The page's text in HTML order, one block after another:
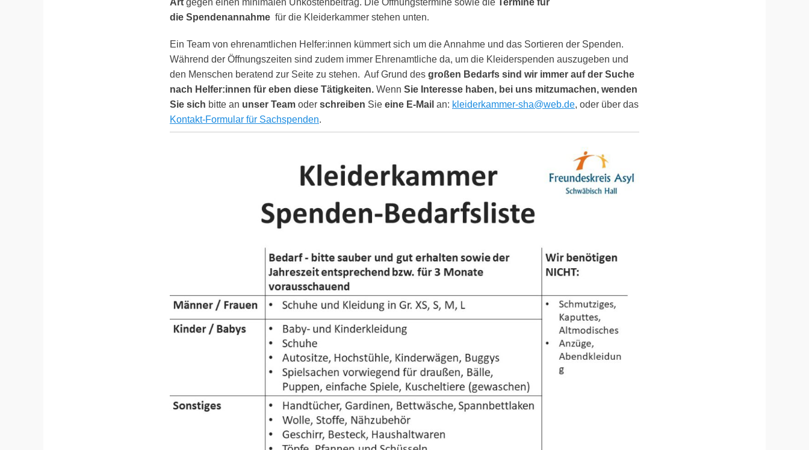
Art gegen einen minimalen Unkostenbeitrag. Die Öffnungstermine sowie die Termine für
die Spendenannahme für die Kleiderkammer stehen unten.
Ein Team von ehrenamtlichen Helfer:innen kümmert sich um die Annahme und das Sortieren der Spenden.
Während der Öffnungszeiten sind zudem immer Ehrenamtliche da, um die Kleiderspenden auszugeben und
den Menschen beratend zur Seite zu stehen. Auf Grund des großen Bedarfs sind wir immer auf der Suche
nach Helfer:innen für eben diese Tätigkeiten. Wenn Sie Interesse haben, bei uns mitzumachen, wenden
Sie sich bitte an unser Team oder schreiben Sie eine E-Mail an: kleiderkammer-sha@web.de, oder über das
Kontakt-Formular für Sachspenden.